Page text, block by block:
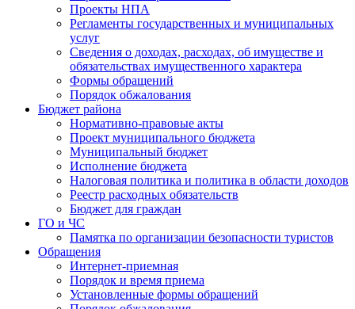
Проекты НПА
Регламенты государственных и муниципальных
услуг
Сведения о доходах, расходах, об имуществе и
обязательствах имущественного характера
Формы обращений
Порядок обжалования
Бюджет района
Нормативно-правовые акты
Проект муниципального бюджета
Муниципальный бюджет
Исполнение бюджета
Налоговая политика и политика в области доходов
Реестр расходных обязательств
Бюджет для граждан
ГО и ЧС
Памятка по организации безопасности туристов
Обращения
Интернет-приемная
Порядок и время приема
Установленные формы обращений